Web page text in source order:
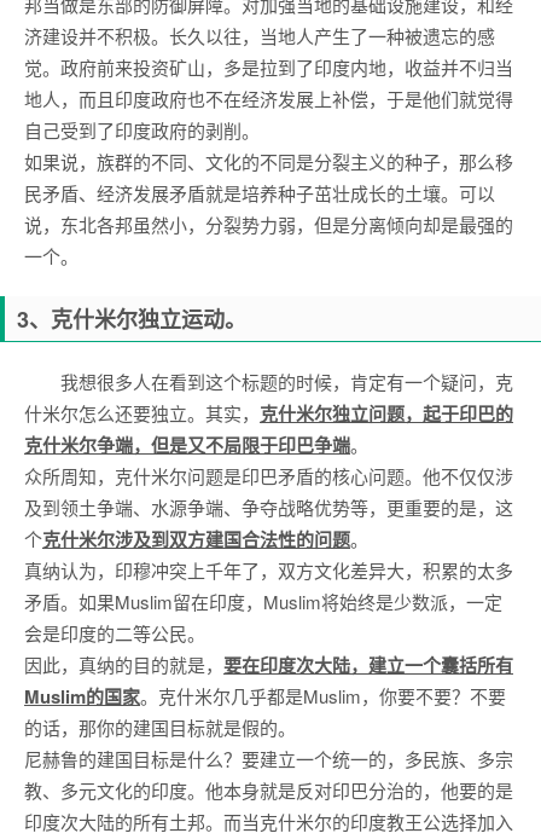
济建设并不积极。长久以往，当地人产生了一种被遗忘的感
觉。政府前来投资矿山，多是拉到了印度内地，收益并不归当
地人，而且印度政府也不在经济发展上补偿，于是他们就觉得
自己受到了印度政府的剥削。
如果说，族群的不同、文化的不同是分裂主义的种子，那么移
民矛盾、经济发展矛盾就是培养种子茁壮成长的土壤。可以
说，东北各邦虽然小，分裂势力弱，但是分离倾向却是最强的
一个。
3、克什米尔独立运动。
我想很多人在看到这个标题的时候，肯定有一个疑问，克
什米尔怎么还要独立。其实， 克什米尔独立问题，起于印巴的
克什米尔争端，但是又不局限于印巴争端。
众所周知，克什米尔问题是印巴矛盾的核心问题。他不仅仅涉
及到领土争端、水源争端、争夺战略优势等，更重要的是，这
个克什米尔涉及到双方建国合法性的问题。
真纳认为，印穆冲突上千年了，双方文化差异大，积累的太多
矛盾。如果Muslim留在印度，Muslim将始终是少数派，一定
会是印度的二等公民。
因此，真纳的目的就是， 要在印度次大陆，建立一个囊括所有
Muslim的国家。克什米尔几乎都是Muslim，你要不要？不要
的话，那你的建国目标就是假的。
尼赫鲁的建国目标是什么？要建立一个统一的，多民族、多宗
教、多元文化的印度。他本身就是反对印巴分治的，他要的是
印度次大陆的所有土邦。而当克什米尔的印度教王公选择加入